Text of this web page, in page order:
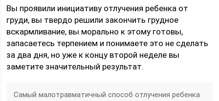
Вы проявили инициативу отлучения ребенка от
груди, вы твердо решили закончить грудное
вскармливание, вы морально к этому готовы,
запасаетесь терпением и понимаете это не сделать
за два дня, но уже к концу второй неделе вы
заметите значительный результат.
Самый малотравматичный способ отлучения ребенка